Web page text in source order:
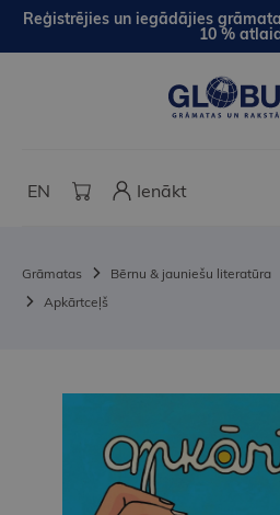
Reģistrējies un iegādājies
10 %
EN Ienākt
Grāmatas Bērnu & jauniešu literatūra
Apkārtceļš